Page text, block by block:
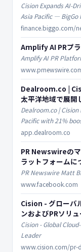
Cision Expands AI-
Asia Pacific — BigGo
Amplify AI PRプ
Amplify AI PR
Dealroom.co |
太平洋地域で展開
Dealroom.co |
Pacific with 21%
app.dealroom.co
PR Newswireの
ラットフォームに
PR Newswire Matt
www.facebook.com
Cision - グローバ
ンおよびPRソリ
Cision - Global
Leader
www.cision.com/pr-